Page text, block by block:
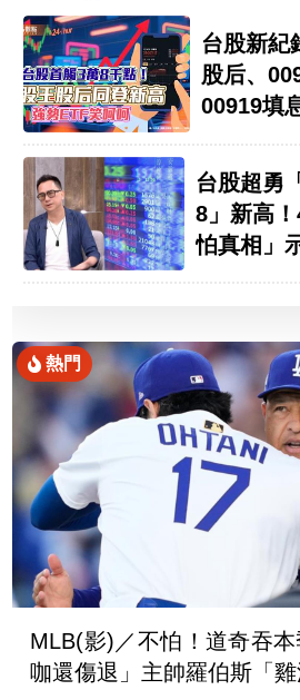
台股新紀
股后、
00919填
台股超勇
8」新高
怕真相」
熱門
MLB(影)／不怕！道奇吞
咖還傷退」主帥羅伯斯「雞